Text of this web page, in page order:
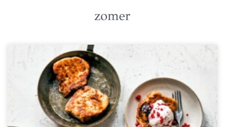
zomer